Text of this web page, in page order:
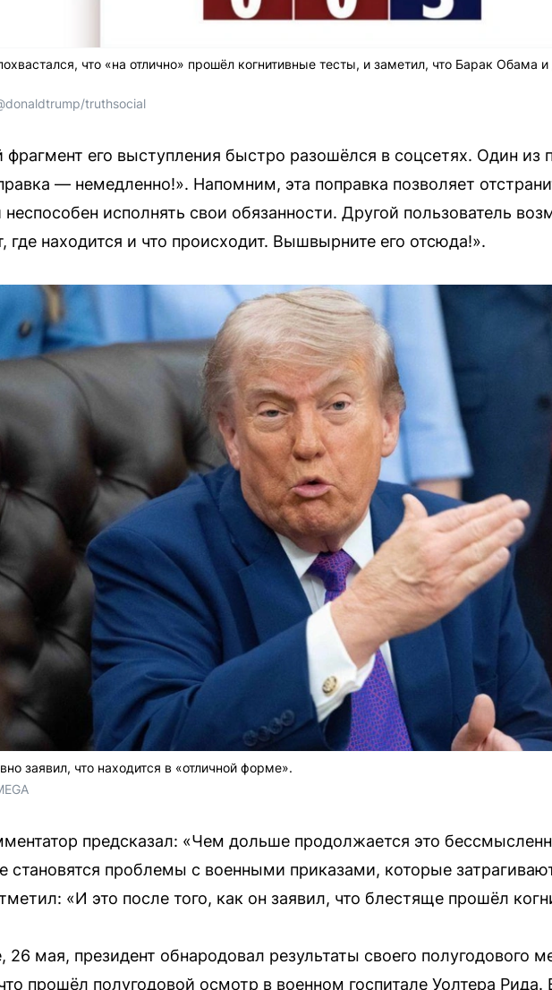
что «на отлично» прошёл когнитивные тесты, и заметил, что Барак Обама
truthsocial
фрагмент его выступления быстро разошёлся в соцсетях. Один из
— немедленно!». Напомним, эта поправка позволяет
исполнять свои обязанности. Другой пользователь
где находится и что происходит. Вышвырните его отсюда!».
заявил, что находится в «отличной форме».
предсказал: «Чем дольше продолжается это
становятся проблемы с военными приказами, которые
«И это после того, как он заявил, что блестяще прошёл
26 мая, президент обнародовал результаты своего полугодового
прошёл полугодовой осмотр в военном госпитале Уолтера